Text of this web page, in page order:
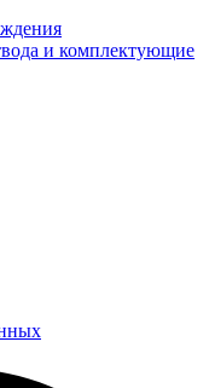
и комплектующие